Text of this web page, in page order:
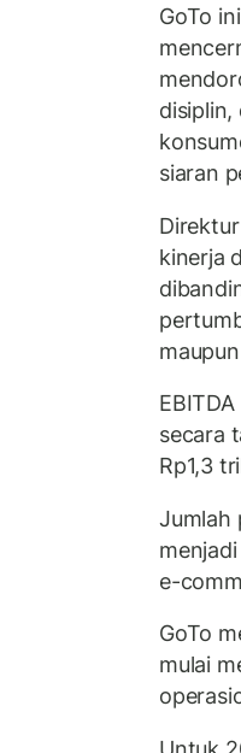
GoTo
disiplin,
siaran
kinerja
maupun
secara
Rp1,3
Jumlah
e-
GoTo
mulai